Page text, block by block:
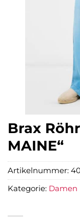
Brax
MAINE“
Artikelnummer:
Kategorie: Damen